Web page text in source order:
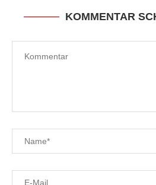
KOMMENTAR